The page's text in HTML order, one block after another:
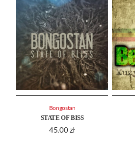
STATE OF BISS
45.00 zł
Bongostan